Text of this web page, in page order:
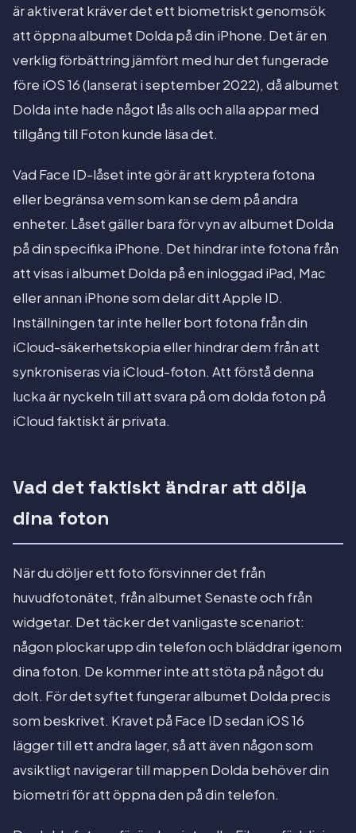
är aktiverat kräver det ett biometriskt genomsök
att öppna albumet Dolda på din iPhone. Det är en
verklig förbättring jämfört med hur det fungerade
före iOS 16 (lanserat i september 2022), då albumet
Dolda inte hade något lås alls och alla appar med
tillgång till Foton kunde läsa det.
Vad Face ID-låset inte gör är att kryptera fotona
eller begränsa vem som kan se dem på andra
enheter. Låset gäller bara för vyn av albumet Dolda
på din specifika iPhone. Det hindrar inte fotona från
att visas i albumet Dolda på en inloggad iPad, Mac
eller annan iPhone som delar ditt Apple ID.
Inställningen tar inte heller bort fotona från din
iCloud-säkerhetskopia eller hindrar dem från att
synkroniseras via iCloud-foton. Att förstå denna
lucka är nyckeln till att svara på om dolda foton på
iCloud faktiskt är privata.
Vad det faktiskt ändrar att dölja
dina foton
När du döljer ett foto försvinner det från
huvudfotonätet, från albumet Senaste och från
widgetar. Det täcker det vanligaste scenariot:
någon plockar upp din telefon och bläddrar igenom
dina foton. De kommer inte att stöta på något du
dolt. För det syftet fungerar albumet Dolda precis
som beskrivet. Kravet på Face ID sedan iOS 16
lägger till ett andra lager, så att även någon som
avsiktligt navigerar till mappen Dolda behöver din
biometri för att öppna den på din telefon.